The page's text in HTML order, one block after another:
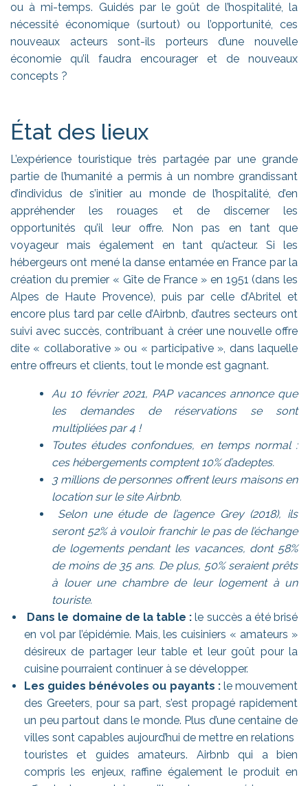
ou à mi-temps. Guidés par le goût de l’hospitalité, la
nécessité économique (surtout) ou l’opportunité, ces
nouveaux acteurs sont-ils porteurs d’une nouvelle
économie qu’il faudra encourager et de nouveaux
concepts ?
État des lieux
L’expérience touristique très partagée par une grande
partie de l’humanité a permis à un nombre grandissant
d’individus de s’initier au monde de l’hospitalité, d’en
appréhender les rouages et de discerner les
opportunités qu’il leur offre. Non pas en tant que
voyageur mais également en tant qu’acteur. Si les
hébergeurs ont mené la danse entamée en France par la
création du premier « Gîte de France » en 1951 (dans les
Alpes de Haute Provence), puis par celle d’Abritel et
encore plus tard par celle d’Airbnb, d’autres secteurs ont
suivi avec succès, contribuant à créer une nouvelle offre
dite « collaborative » ou « participative », dans laquelle
entre offreurs et clients, tout le monde est gagnant.
Au 10 février 2021, PAP vacances annonce que
les demandes de réservations se sont
multipliées par 4 !
Toutes études confondues, en temps normal :
ces hébergements comptent 10% d’adeptes.
3 millions de personnes offrent leurs maisons en
location sur le site Airbnb.
Selon une étude de l’agence Grey (2018), ils
seront 52% à vouloir franchir le pas de l’échange
de logements pendant les vacances, dont 58%
de moins de 35 ans. De plus, 50% seraient prêts
à louer une chambre de leur logement à un
touriste.
Dans le domaine de la table : le succès a été brisé
en vol par l’épidémie. Mais, les cuisiniers « amateurs »
désireux de partager leur table et leur goût pour la
cuisine pourraient continuer à se développer.
Les guides bénévoles ou payants :le mouvement
des Greeters, pour sa part, s’est propagé rapidement
un peu partout dans le monde. Plus d’une centaine de
villes sont capables aujourd’hui de mettre en relations
touristes et guides amateurs. Airbnb qui a bien
compris les enjeux, raffine également le produit en